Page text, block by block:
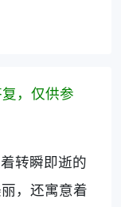
，仅供参
转瞬即逝的
，还寓意着